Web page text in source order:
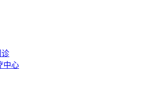
诊
中心